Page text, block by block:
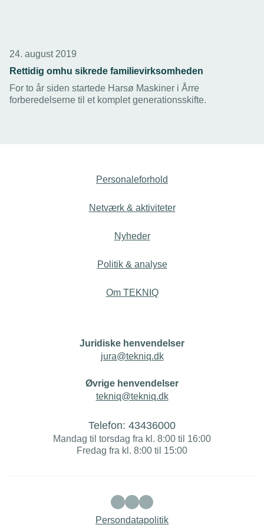
24. august 2019
Rettidig omhu sikrede familievirksomheden
For to år siden startede Harsø Maskiner i Årre
forberedelserne til et komplet generationsskifte.
Personaleforhold
Netværk & aktiviteter
Nyheder
Politik & analyse
Om TEKNIQ
Juridiske henvendelser
jura@tekniq.dk
Øvrige henvendelser
tekniq@tekniq.dk
Telefon: 43436000
Mandag til torsdag fra kl. 8:00 til 16:00
Fredag fra kl. 8:00 til 15:00
Persondatapolitik